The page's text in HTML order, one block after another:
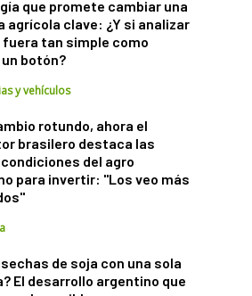
que promete cambiar una
agrícola clave: ¿Y si analizar
fuera tan simple como
botón?
y vehículos
rotundo, ahora el
brasilero destaca las
del agro
para invertir: "Los veo más
de soja con una sola
El desarrollo argentino que